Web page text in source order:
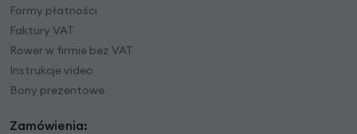
Formy płatności
Faktury VAT
Rower w firmie bez VAT
Instrukcje video
Bony prezentowe
Zamówienia: